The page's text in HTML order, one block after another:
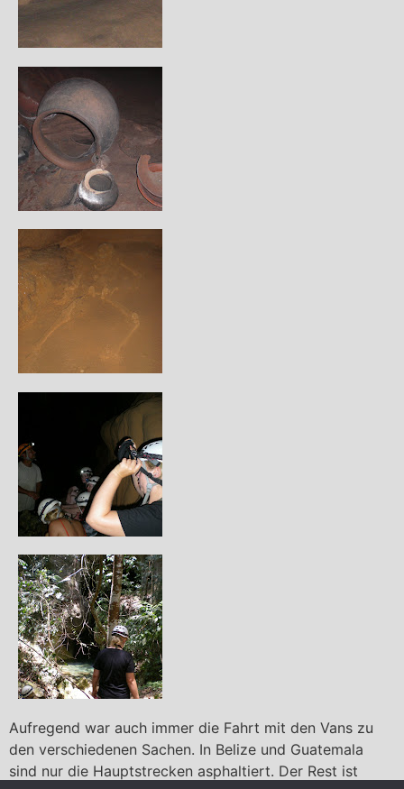
Aufregend war auch immer die Fahrt mit den Vans zu
den verschiedenen Sachen. In Belize und Guatemala
sind nur die Hauptstrecken asphaltiert. Der Rest ist